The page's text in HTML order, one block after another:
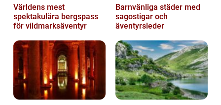
Världens mest
spektakulära bergspass
för vildmarksäventyr
Barnvänliga städer med
sagostigar och
äventyrsleder